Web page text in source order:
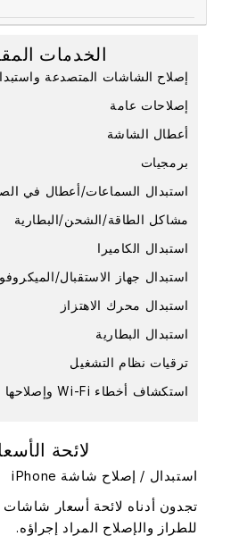
الخدمات
إصلاح الشاشات المتصدعة
إصلاحات عامة
أعطال الشاشة
برمجيات
استبدال السماعات/أعطال في
مشاكل الطاقة/الشحن/البطارية
استبدال الكاميرا
استبدال جهاز الاستقبال/
استبدال محرك الاهتزاز
استبدال البطارية
ترقيات نظام التشغيل
استكشاف أخطاء Wi-Fi وإصلاحها
لائحة
استبدال / إصلاح شاشة iPhone
للطراز والإصلاح المراد إجراؤه.